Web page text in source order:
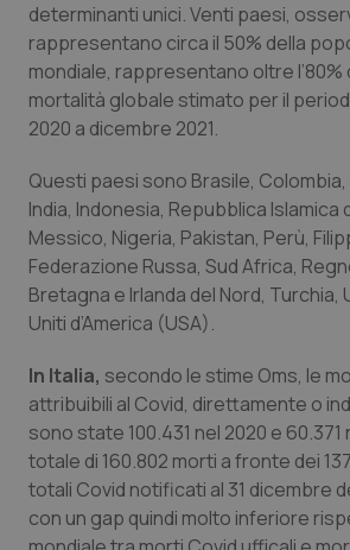
Valle D’Aosta
Veneto
Oncodermatologia
Oncoematologia
Oncologia & Nutrizione
Psoriasi & pelle
Quotidiano Cardiologia
Quotidiano Chirurgia
Quotidiano Oncologia
Quotidiano Pediatria
Rene & patologie urogenitali
determinanti unici. Venti paesi,
rappresentano circa il 50% della
mondiale, rappresentano oltre l’80%
mortalità globale stimato per il
2020 a dicembre 2021.
Questi paesi sono Brasile,
India, Indonesia, Repubblica Islamica
Messico, Nigeria, Pakistan, Perù,
Federazione Russa, Sud Africa,
Bretagna e Irlanda del Nord, Turchia,
Uniti d’America (USA).
In Italia, secondo le stime Oms, le
attribuibili al Covid, direttamente o
sono state 100.431 nel 2020 e 60.371
totale di 160.802 morti a fronte dei
totali Covid notificati al 31 dicembre
con un gap quindi molto inferiore